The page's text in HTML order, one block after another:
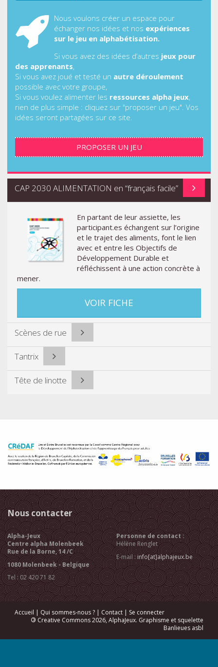
Nous voulons créer un espace pour
échanger nos idées et nos expériences
sur le jeu en alphabétisation.
Si vous avez des idées d’autres jeux pour
des apprenants,
Si vous avez joué et testé un autre déroulement
possible avec votre groupe,
Si vous voulez alimenter les ressources alpha jeux,
rien de plus simple : cliquez sur "proposer un jeu". Vos
idées seront partagées sur ce site.
PROPOSER UN JEU
CAP 2030 ALIMENTATION en “français facile”
En partant de leur assiette, les
participant.es échangent sur l’origine
et le trajet des aliments, font le lien
avec et entre les Objectifs de
Développement Durable et
réfléchissent à une action concrète à
mener.
VOIR FICHE
Scènes de rue
Tantrix
Tête de linotte
Nous contacter
Alpha-Jeux
Centre alpha Molenbeek
Rue de la Borne, 14 /C
1080 Molenbeek - Belgique
Tel : 02 420 71 82
Personne de contact :
Hélène Renglet
E-mail : info[at]alphajeux.be
Accueil | Qui sommes-nous ? | Contact | Se connecter
© Creative Commons 2026, AlphaJeux. Graphisme et squelette
Banlieues asbl